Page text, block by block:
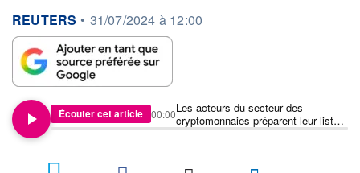
information fournie par
REUTERS • 31/07/2024 à 12:00
Écouter cet article
Les acteurs du secteur des
cryptomonnaies préparent leur liste
de souhaits en vue d'une éventuelle
00:00